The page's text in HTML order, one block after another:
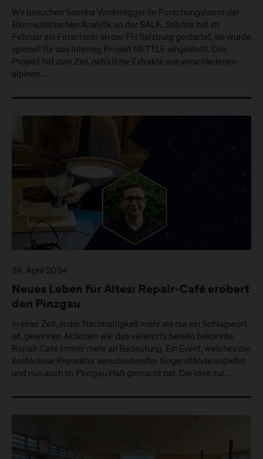
Wir besuchen Sabrina Vorderegger im Forschungslabor der
Biomedizinischen Analytik an der SALK. Sabrina hat im
Februar als Forscherin an der FH Salzburg gestartet, sie wurde
speziell für das Interreg Projekt NETTLE eingestellt. Das
Projekt hat zum Ziel, natürliche Extrakte aus verschiedenen
alpinen…
24. April 2024
Neues Leben für Altes: Repair-Café erobert
den Pinzgau
In einer Zeit, in der Nachhaltigkeit mehr als nur ein Schlagwort
ist, gewinnen Aktionen wie das vielerorts bereits bekannte
Repair-Café immer mehr an Bedeutung. Ein Event, welches die
kostenlose Reparatur verschiedenster Gegenstände anbietet
und nun auch im Pinzgau Halt gemacht hat. Die Idee zur…